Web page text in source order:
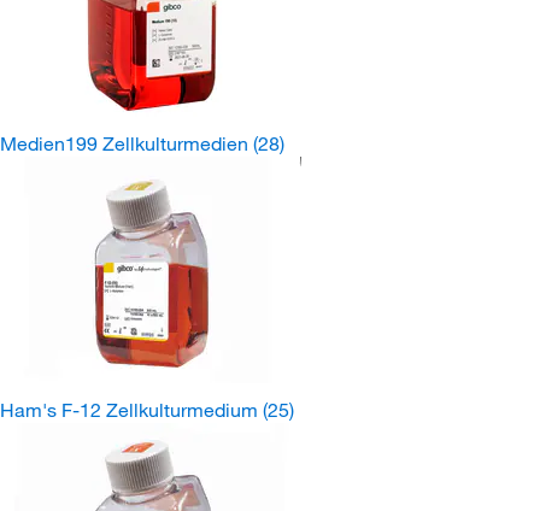
Medien199 Zellkulturmedien (28)
Ham's F-12 Zellkulturmedium (25)